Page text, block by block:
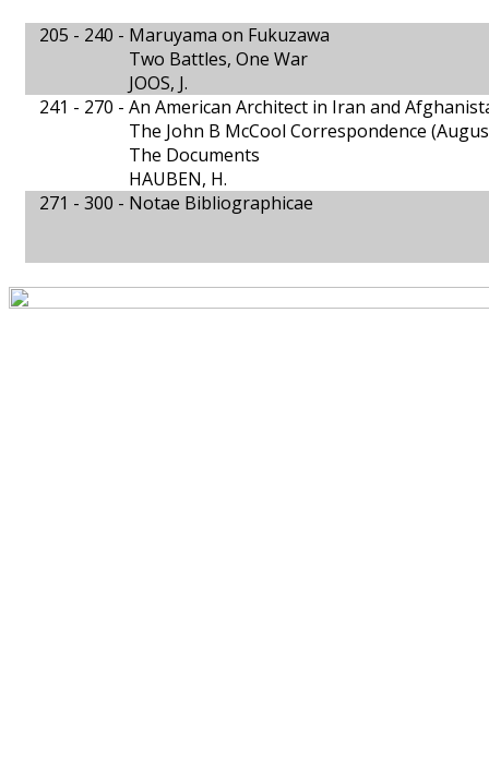
205 - 240 - Maruyama on Fukuzawa
Two Battles, One War
JOOS, J.
241 - 270 - An American Architect in Iran and
The John B McCool Correspondence
The Documents
HAUBEN, H.
271 - 300 - Notae Bibliographicae